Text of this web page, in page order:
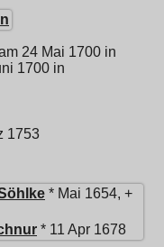
24 Mai 1700 in
1700 in
1753
* Mai 1654, +
* 11 Apr 1678